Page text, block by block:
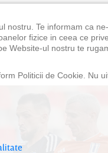
nostru. Te informam ca
fizice in ceea ce
Website-ul nostru te
Politicii de Cookie. Nu